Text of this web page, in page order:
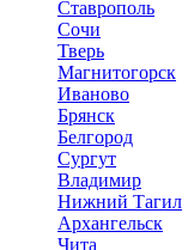
Ставрополь
Сочи
Тверь
Магнитогорск
Иваново
Брянск
Белгород
Сургут
Владимир
Нижний Тагил
Архангельск
Чита